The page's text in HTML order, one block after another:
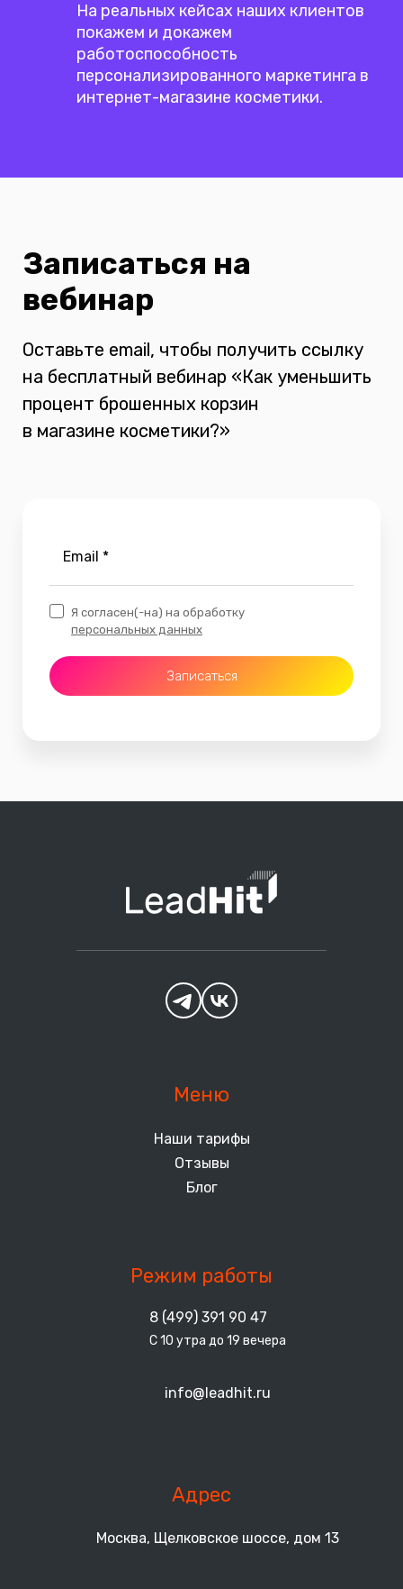
На реальных кейсах наших клиентов
покажем и докажем
работоспособность
персонализированного маркетинга в
интернет-магазине косметики.
Записаться на
вебинар
Оставьте email, чтобы получить ссылку
на бесплатный вебинар «Как уменьшить
процент брошенных корзин
в магазине косметики?»
Email *
Записаться
Я согласен(-на) на обработку
персональных данных
Меню
Наши тарифы
Отзывы
Блог
Режим работы
8 (499) 391 90 47
С 10 утра до 19 вечера
info@leadhit.ru
Адрес
Москва, Щелковское шоссе, дом 13